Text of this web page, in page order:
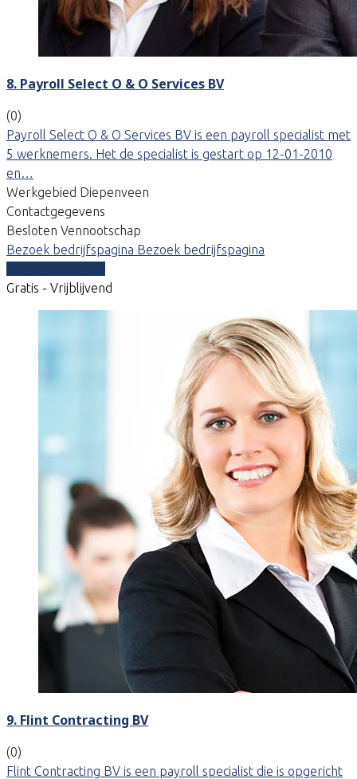
8. Payroll Select O & O Services BV
(0)
Payroll Select O & O Services BV is een payroll specialist met
5 werknemers. Het de specialist is gestart op 12-01-2010
en…
Werkgebied Diepenveen
Contactgegevens
Besloten Vennootschap
Bezoek bedrijfspagina Bezoek bedrijfspagina
Gratis - Vrijblijvend
9. Flint Contracting BV
(0)
Flint Contracting BV is een payroll specialist die is opgericht